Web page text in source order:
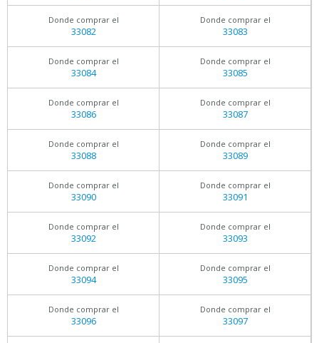
Donde comprar el
33082
Donde comprar el
33083
Donde comprar el
33084
Donde comprar el
33085
Donde comprar el
33086
Donde comprar el
33087
Donde comprar el
33088
Donde comprar el
33089
Donde comprar el
33090
Donde comprar el
33091
Donde comprar el
33092
Donde comprar el
33093
Donde comprar el
33094
Donde comprar el
33095
Donde comprar el
33096
Donde comprar el
33097